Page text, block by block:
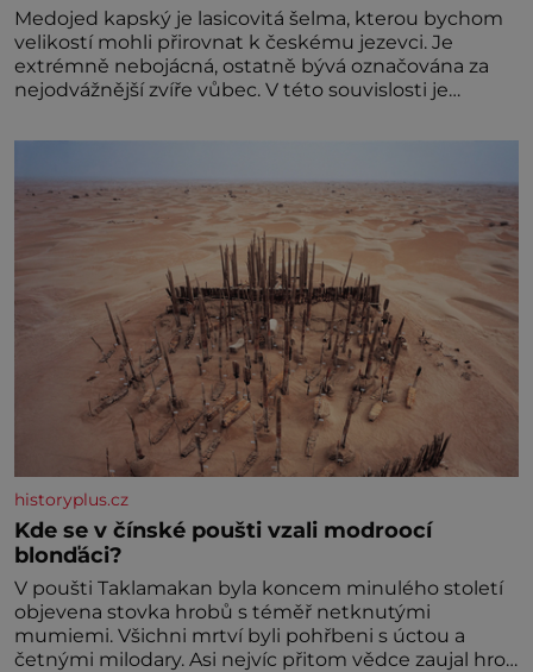
Medojed kapský je lasicovitá šelma, kterou bychom
velikostí mohli přirovnat k českému jezevci. Je
extrémně nebojácná, ostatně bývá označována za
nejodvážnější zvíře vůbec. V této souvislosti je
historyplus.cz
Kde se v čínské poušti vzali modroocí
blonďáci?
V poušti Taklamakan byla koncem minulého století
objevena stovka hrobů s téměř netknutými
mumiemi. Všichni mrtví byli pohřbeni s úctou a
četnými milodary. Asi nejvíc přitom vědce zaujal hrob